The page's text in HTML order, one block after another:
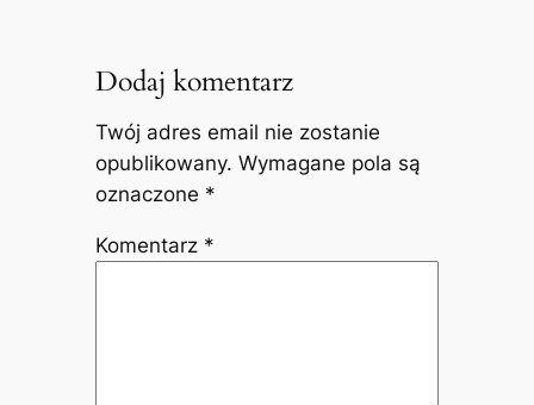
Dodaj komentarz
Twój adres email nie zostanie
opublikowany. Wymagane pola są
oznaczone *
Komentarz *